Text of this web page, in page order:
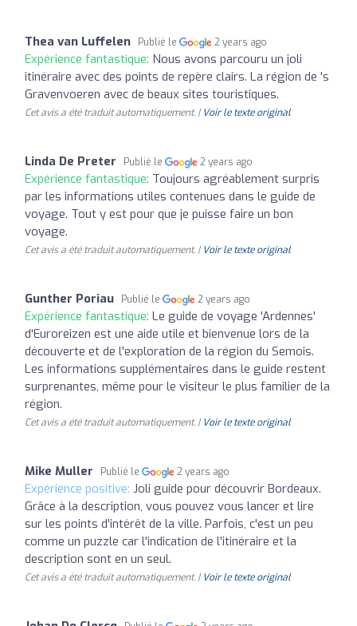
Thea van Luffelen Publié le 2 years ago
Expérience fantastique: Nous avons parcouru un joli
itinéraire avec des points de repère clairs. La région de 's
Gravenvoeren avec de beaux sites touristiques.
Cet avis a été traduit automatiquement. | Voir le texte original
Linda De Preter Publié le 2 years ago
Expérience fantastique: Toujours agréablement surpris
par les informations utiles contenues dans le guide de
voyage. Tout y est pour que je puisse faire un bon
voyage.
Cet avis a été traduit automatiquement. | Voir le texte original
Gunther Poriau Publié le 2 years ago
Expérience fantastique: Le guide de voyage 'Ardennes'
d'Euroreizen est une aide utile et bienvenue lors de la
découverte et de l'exploration de la région du Semois.
Les informations supplémentaires dans le guide restent
surprenantes, même pour le visiteur le plus familier de la
région.
Cet avis a été traduit automatiquement. | Voir le texte original
Mike Muller Publié le 2 years ago
Expérience positive: Joli guide pour découvrir Bordeaux.
Grâce à la description, vous pouvez vous lancer et lire
sur les points d'intérêt de la ville. Parfois, c'est un peu
comme un puzzle car l'indication de l'itinéraire et la
description sont en un seul.
Cet avis a été traduit automatiquement. | Voir le texte original